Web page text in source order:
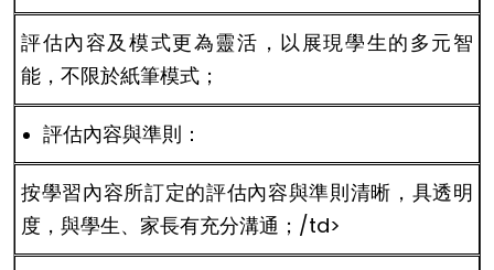
評估內容及模式更為靈活，以展現學生的多元智
能，不限於紙筆模式；
評估內容與準則：
按學習內容所訂定的評估內容與準則清晰，具透明
度，與學生、家長有充分溝通；/td>